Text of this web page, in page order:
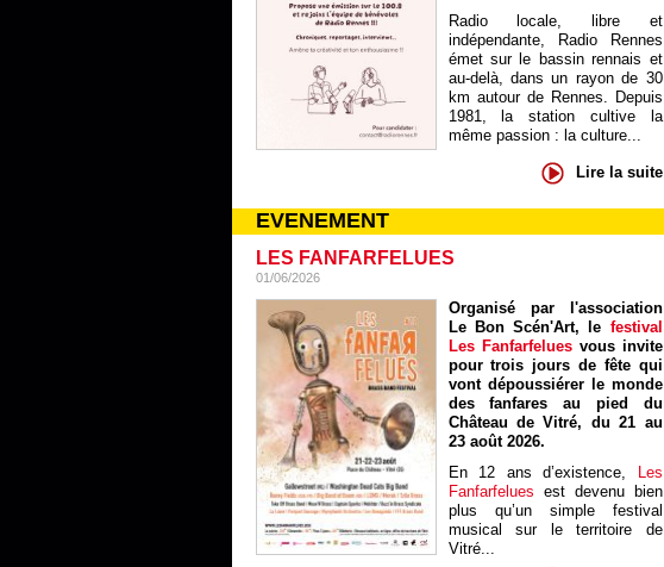
Radio locale, libre et
indépendante, Radio Rennes
émet sur le bassin rennais et
au-delà, dans un rayon de 30
km autour de Rennes. Depuis
1981, la station cultive la
même passion : la culture...
Lire la suite
EVENEMENT
LES FANFARFELUES
01/06/2026
Organisé par l'association
Le Bon Scén'Art, le festival
Les Fanfarfelues vous invite
pour trois jours de fête qui
vont dépoussiérer le monde
des fanfares au pied du
Château de Vitré, du 21 au
23 août 2026.
En 12 ans d’existence, Les
Fanfarfelues est devenu bien
plus qu’un simple festival
musical sur le territoire de
Vitré...